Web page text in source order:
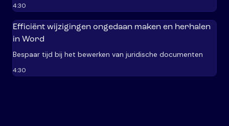
4:30
Efficiënt wijzigingen ongedaan maken en herhalen
in Word
Bespaar tijd bij het bewerken van juridische documenten
4:30